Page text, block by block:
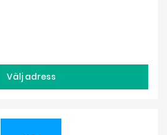
Välj adress